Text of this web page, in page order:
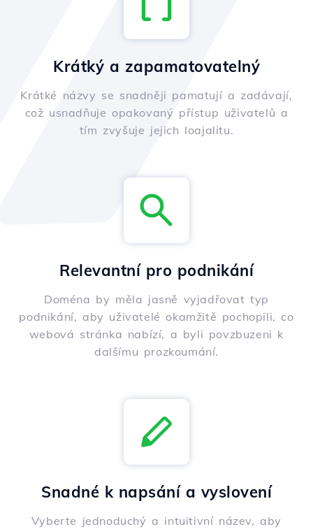
Krátký a zapamatovatelný
Krátké názvy se snadněji pamatují a zadávají,
což usnadňuje opakovaný přístup uživatelů a
tím zvyšuje jejich loajalitu.
Relevantní pro podnikání
Doména by měla jasně vyjadřovat typ
podnikání, aby uživatelé okamžitě pochopili, co
webová stránka nabízí, a byli povzbuzeni k
dalšímu prozkoumání.
Snadné k napsání a vyslovení
Vyberte jednoduchý a intuitivní název, aby